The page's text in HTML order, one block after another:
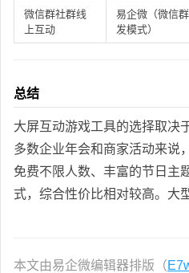
微信群社群线
上互动
易企微（微信
发模式）
总结
大屏互动游戏工具的选择取决
多数企业年会和商家活动来说
免费不限人数、丰富的节日主
式，综合性价比相对较高。大
本文由易企微编辑器排版（